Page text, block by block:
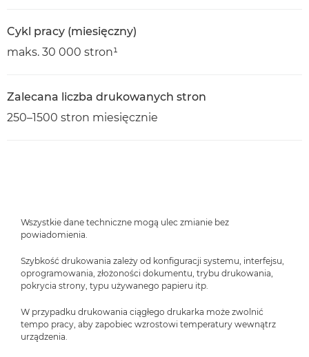
Cykl pracy (miesięczny)
maks. 30 000 stron¹
Zalecana liczba drukowanych stron
250–1500 stron miesięcznie
Wszystkie dane techniczne mogą ulec zmianie bez
powiadomienia.
Szybkość drukowania zależy od konfiguracji systemu, interfejsu,
oprogramowania, złożoności dokumentu, trybu drukowania,
pokrycia strony, typu używanego papieru itp.
W przypadku drukowania ciągłego drukarka może zwolnić
tempo pracy, aby zapobiec wzrostowi temperatury wewnątrz
urządzenia.